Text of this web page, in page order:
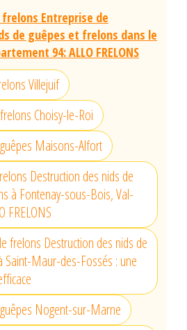
Entreprise de
de guêpes et frelons dans le
94: ALLO FRELONS
Villejuif
Choisy-le-Roi
Maisons-Alfort
Destruction des nids de
à Fontenay-sous-Bois, Val-
FRELONS
frelons Destruction des nids de
Saint-Maur-des-Fossés : une
Nogent-sur-Marne